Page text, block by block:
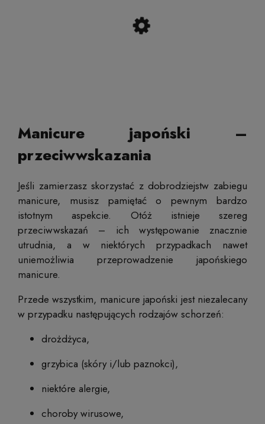
Manicure japoński –
przeciwwskazania
Jeśli zamierzasz skorzystać z dobrodziejstw zabiegu
manicure, musisz pamiętać o pewnym bardzo
istotnym aspekcie. Otóż istnieje szereg
przeciwwskazań – ich występowanie znacznie
utrudnia, a w niektórych przypadkach nawet
uniemożliwia przeprowadzenie japońskiego
manicure.
Przede wszystkim, manicure japoński jest niezalecany
w przypadku następujących rodzajów schorzeń:
drożdżyca,
grzybica (skóry i/lub paznokci),
niektóre alergie,
choroby wirusowe,